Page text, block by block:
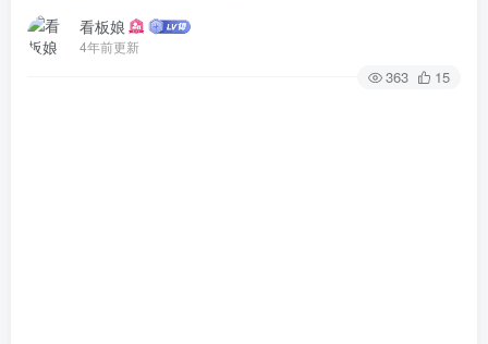
看板娘
4年前更新
363 15